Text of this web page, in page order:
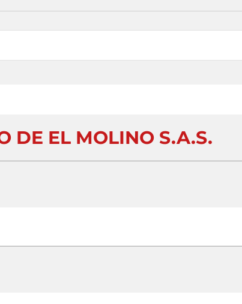
DE EL MOLINO S.A.S.